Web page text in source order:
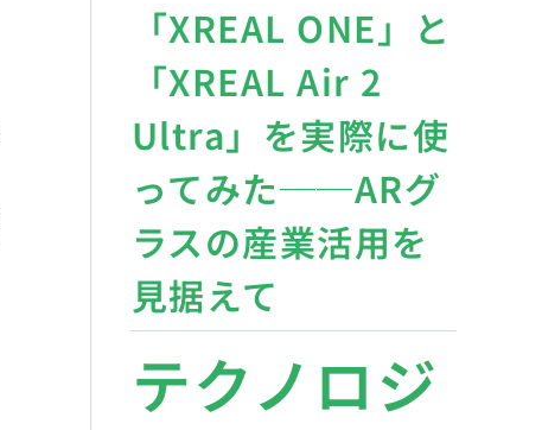
「XREAL ONE」と
「XREAL Air 2
Ultra」を実際に使
ってみた──ARグ
ラスの産業活用を
見据えて
テクノロジ